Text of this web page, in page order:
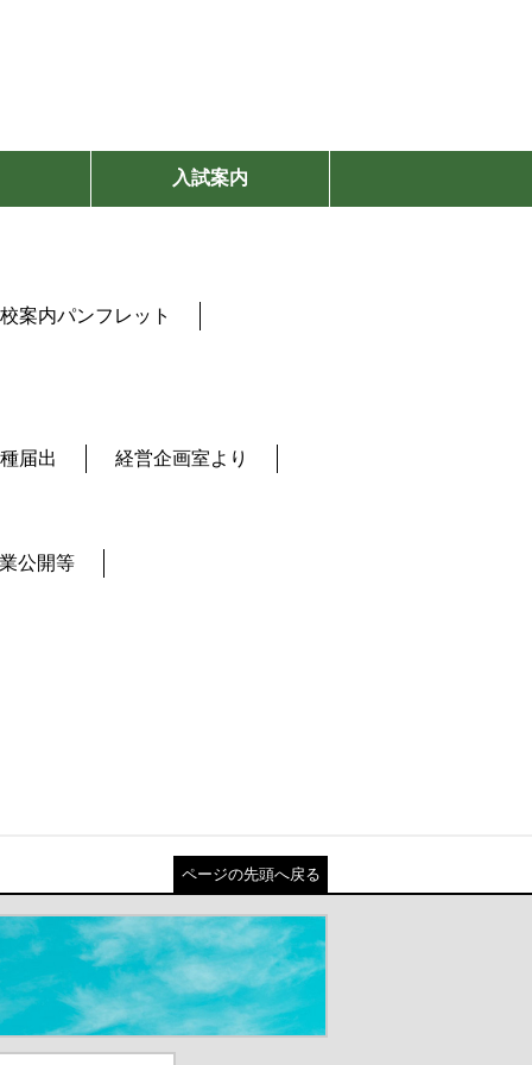
入試案内
案内パンフレット
届出 経営企画室より
公開等
ページの先頭へ戻る